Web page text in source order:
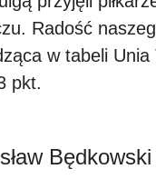
Radość
w tabeli Unia
pkt.
Będkowski